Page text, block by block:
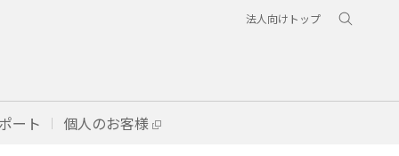
法人向けトップ
ート 個人のお客様